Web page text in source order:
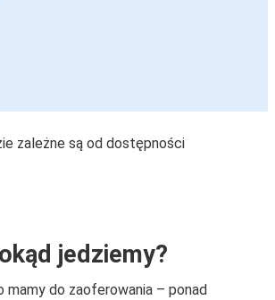
zależne są od dostępności
jedziemy?
mamy do zaoferowania – ponad